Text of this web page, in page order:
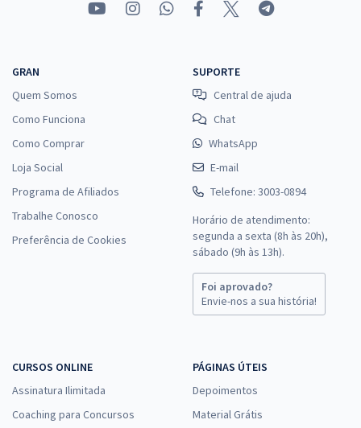
GRAN
Quem Somos
Como Funciona
Como Comprar
Loja Social
Programa de Afiliados
Trabalhe Conosco
Preferência de Cookies
SUPORTE
Central de ajuda
Chat
WhatsApp
E-mail
Telefone: 3003-0894
Horário de atendimento:
segunda a sexta (8h às 20h),
sábado (9h às 13h).
Foi aprovado?
Envie-nos a sua história!
CURSOS ONLINE
Assinatura Ilimitada
Coaching para Concursos
PÁGINAS ÚTEIS
Depoimentos
Material Grátis